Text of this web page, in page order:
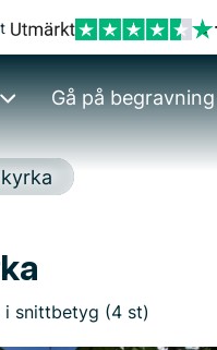
Gå på begravning
i snittbetyg (4 st)